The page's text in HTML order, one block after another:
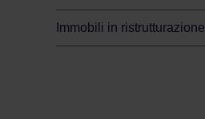
Immobili in ristrutturazione